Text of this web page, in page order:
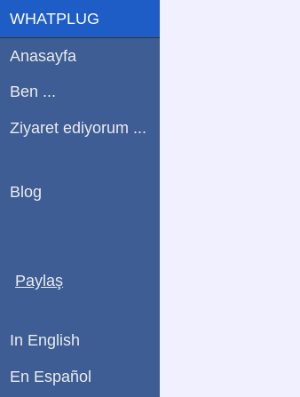
WHATPLUG
Anasayfa
Ben ...
Ziyaret ediyorum ...
Blog
Paylaş
In English
En Español